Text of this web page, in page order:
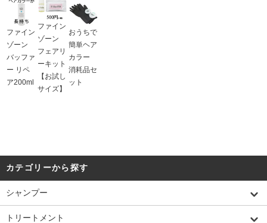
ファイン
ゾーン
バッファ
ー リペ
ア200ml
ファイン
ゾーン
フェアリ
ーキット
【お試し
サイズ】
おうちで
簡単ヘア
カラー
消耗品セ
ット
カテゴリーから探す
シャンプー
トリートメント